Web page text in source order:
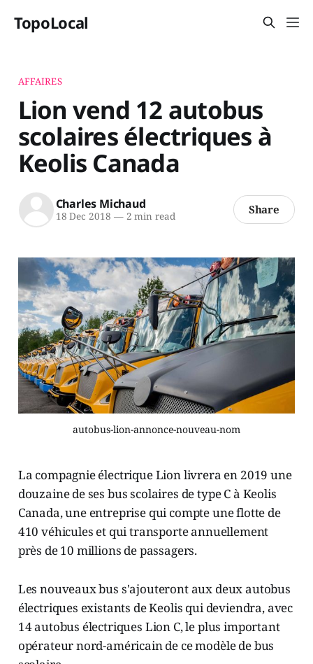
TopoLocal
AFFAIRES
Lion vend 12 autobus
scolaires électriques à
Keolis Canada
Charles Michaud
18 Dec 2018 —2 min read Share
autobus-lion-annonce-nouveau-nom
La compagnie électrique Lion livrera en 2019 une
douzaine de ses bus scolaires de type C à Keolis
Canada, une entreprise qui compte une flotte de
410 véhicules et qui transporte annuellement
près de 10 millions de passagers.
Les nouveaux bus s'ajouteront aux deux autobus
électriques existants de Keolis qui deviendra, avec
14 autobus électriques Lion C, le plus important
opérateur nord-américain de ce modèle de bus